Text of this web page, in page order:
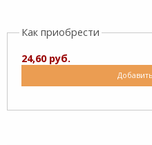
Как приобрести
24,60 руб.